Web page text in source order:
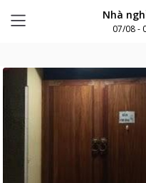
Nhà
07/08 -